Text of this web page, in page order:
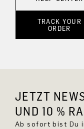
TRACK YOUR
ORDER
JETZT
UND 10 %
Ab sofort bist Du